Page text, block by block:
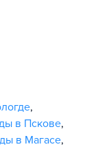
,
в Пскове,
в Магасе,